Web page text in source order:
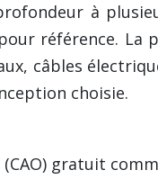
à
référence. La
câbles
choisie.
gratuit